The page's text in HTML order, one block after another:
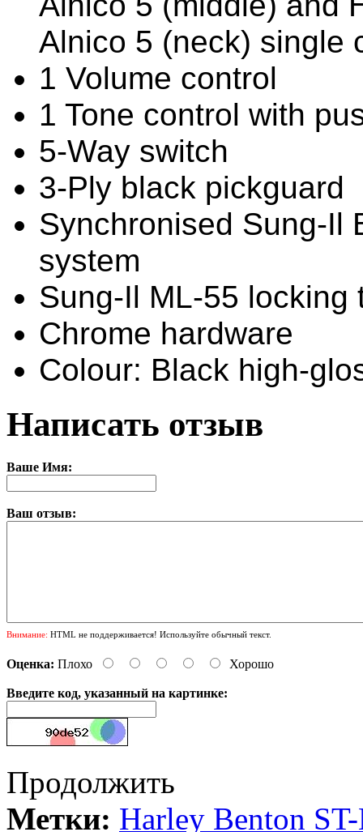
Alnico 5 (neck) single
1 Volume control
1 Tone control with
5-Way switch
3-Ply black pickguard
Synchronised Sung-Il
system
Sung-Il ML-55 locking
Chrome hardware
Colour: Black high-
Написать отзыв
Ваше Имя:
Ваш отзыв:
Внимание: HTML не поддерживается! Используйте обычный текст.
Оценка: Плохо Хорошо
Введите код, указанный на картинке:
Продолжить
Метки: Harley Benton